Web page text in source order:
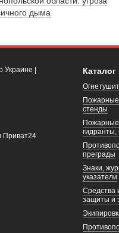
дыма
Каталог
стенды
Пожарные
преграды
Знаки,
указатели
Средства
защиты и